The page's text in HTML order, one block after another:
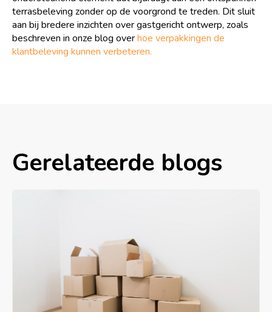
terrasbeleving zonder op de voorgrond te treden. Dit sluit
aan bij bredere inzichten over gastgericht ontwerp, zoals
beschreven in onze blog overhoe verpakkingen de
klantbeleving kunnen verbeteren.
Gerelateerde blogs